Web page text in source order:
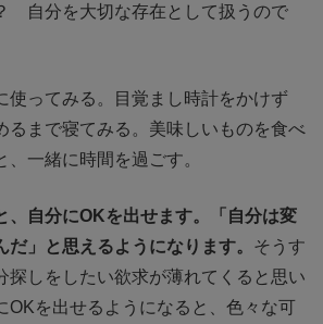
自分を大切な存在として扱うので
使ってみる。目覚まし時計をかけず
るまで寝てみる。美味しいものを食べ
一緒に時間を過ごす。
、自分にOKを出せます。「自分は変
だ」と思えるようになります。 そうす
探しをしたい欲求が薄れてくると思い
OKを出せるようになると、色々な可